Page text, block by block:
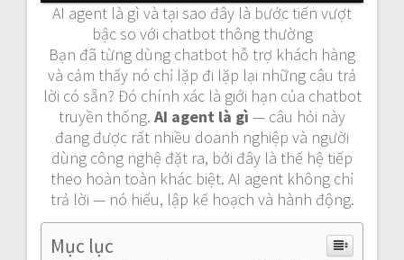
AI agent là gì và tại sao đây là bước tiến vượt
bậc so với chatbot thông thường
Bạn đã từng dùng chatbot hỗ trợ khách hàng
và cảm thấy nó chỉ lặp đi lặp lại những câu trả
lời có sẵn? Đó chính xác là giới hạn của chatbot
truyền thống. AI agent là gì — câu hỏi này
đang được rất nhiều doanh nghiệp và người
dùng công nghệ đặt ra, bởi đây là thế hệ tiếp
theo hoàn toàn khác biệt. AI agent không chỉ
trả lời — nó hiểu, lập kế hoạch và hành động.
Mục lục